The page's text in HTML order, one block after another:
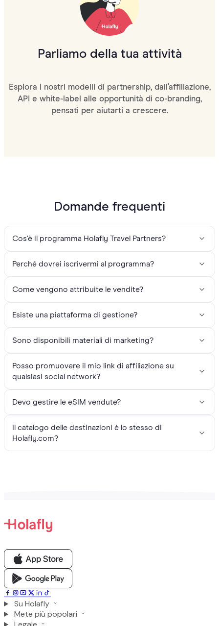
Parliamo della tua attività
Esplora i nostri modelli di partnership, dall'affiliazione,
API e white-label alle opportunità di co-branding,
pensati per aiutarti a crescere.
Domande frequenti
Cos'è il programma Holafly Travel Partners?
Perché dovrei iscrivermi al programma?
Come vengono attribuite le vendite?
Esiste una piattaforma di gestione?
Sono disponibili materiali di marketing?
Posso promuovere il mio link di affiliazione su
qualsiasi social network?
Devo gestire le eSIM vendute?
Il catalogo delle destinazioni è lo stesso di
Holafly.com?
Su Holafly
Mete più popolari